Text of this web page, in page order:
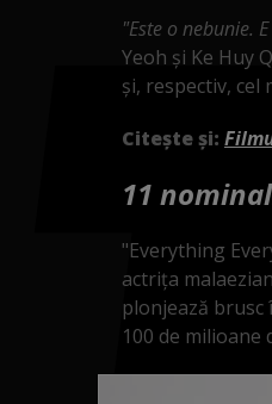
"Este o nebunie.
Yeoh şi Ke Huy
şi, respectiv, cel
Citește și:
11
"Everything
actriţa
plonjează brusc
100 de milioane